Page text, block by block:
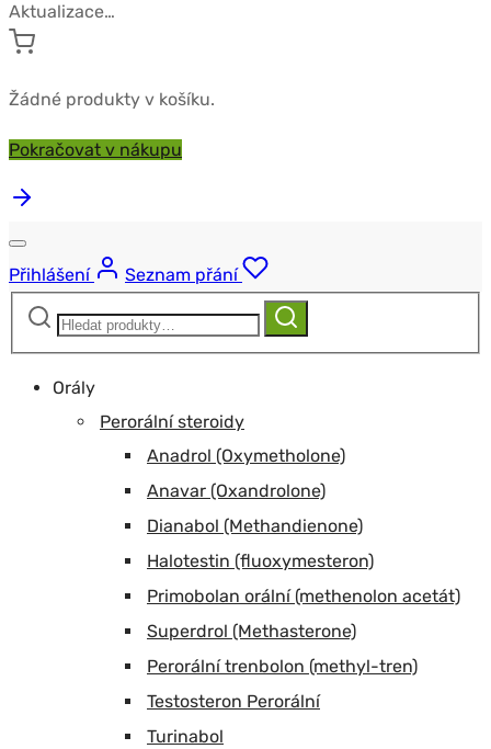
Aktualizace…
Žádné produkty v košíku.
Pokračovat v nákupu
Přihlášení
Seznam přání
Hledat:
Hledat
Orály
Perorální steroidy
Anadrol (Oxymetholone)
Anavar (Oxandrolone)
Dianabol (Methandienone)
Halotestin (fluoxymesteron)
Primobolan orální (methenolon acetát)
Superdrol (Methasterone)
Perorální trenbolon (methyl-tren)
Testosteron Perorální
Turinabol